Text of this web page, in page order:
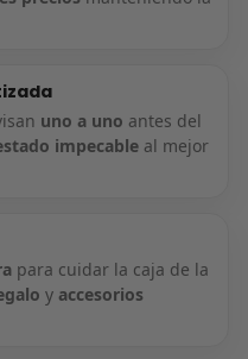
uno a uno antes del
impecableal mejor
para cuidar la caja de la
y accesorios